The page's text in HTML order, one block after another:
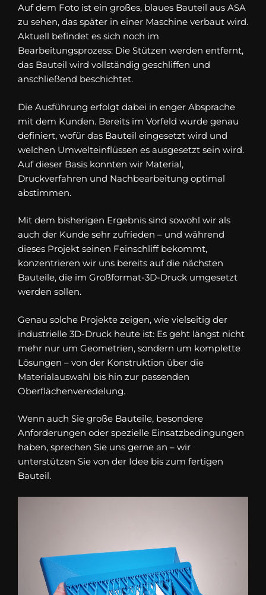
Auf dem Foto ist ein großes, blaues Bauteil aus ASA
zu sehen, das später in einer Maschine verbaut wird.
Aktuell befindet es sich noch im
Bearbeitungsprozess: Die Stützen werden entfernt,
das Bauteil wird vollständig geschliffen und
anschließend beschichtet.
Die Ausführung erfolgt dabei in enger Absprache
mit dem Kunden. Bereits im Vorfeld wurde genau
definiert, wofür das Bauteil eingesetzt wird und
welchen Umwelteinflüssen es ausgesetzt sein wird.
Auf dieser Basis konnten wir Material,
Druckverfahren und Nachbearbeitung optimal
abstimmen.
Mit dem bisherigen Ergebnis sind sowohl wir als
auch der Kunde sehr zufrieden – und während
dieses Projekt seinen Feinschliff bekommt,
konzentrieren wir uns bereits auf die nächsten
Bauteile, die im Großformat-3D-Druck umgesetzt
werden sollen.
Genau solche Projekte zeigen, wie vielseitig der
industrielle 3D-Druck heute ist: Es geht längst nicht
mehr nur um Geometrien, sondern um komplette
Lösungen – von der Konstruktion über die
Materialauswahl bis hin zur passenden
Oberflächenveredelung.
Wenn auch Sie große Bauteile, besondere
Anforderungen oder spezielle Einsatzbedingungen
haben, sprechen Sie uns gerne an – wir
unterstützen Sie von der Idee bis zum fertigen
Bauteil.